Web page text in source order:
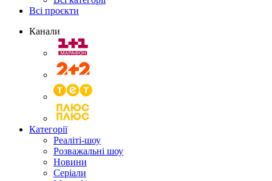
Всі проєкти
Канали
Категорії
Реаліті-шоу
Розважальні шоу
Новини
Серіали